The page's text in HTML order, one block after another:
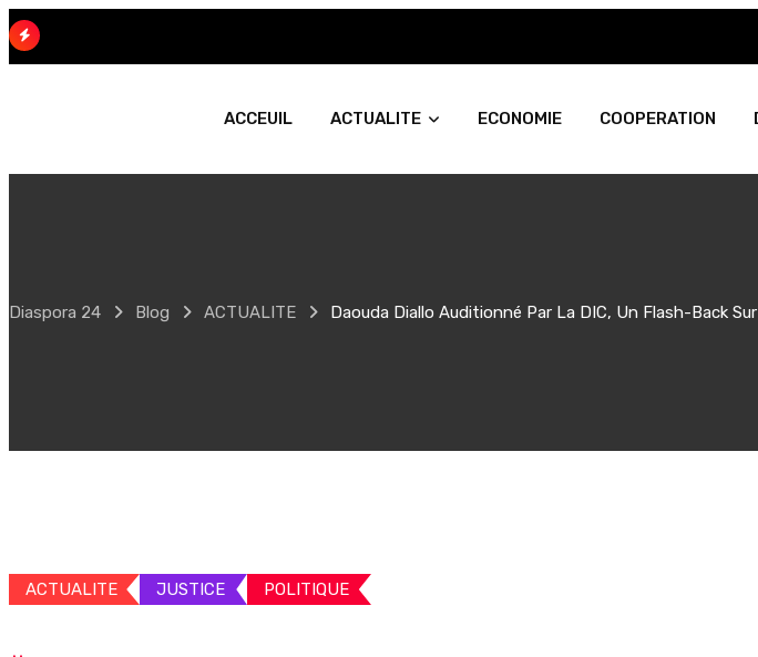
Skip
to
ACCEUIL ACTUALITE ECONOMIE COOPERATION
Diaspora 24 Blog ACTUALITE Daouda Diallo Auditionné Par La DIC, Un Flash-Back
ACTUALITE JUSTICE POLITIQUE